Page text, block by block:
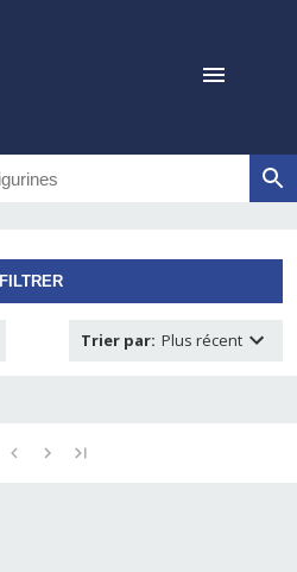
FILTRER
Trier par: Plus récent